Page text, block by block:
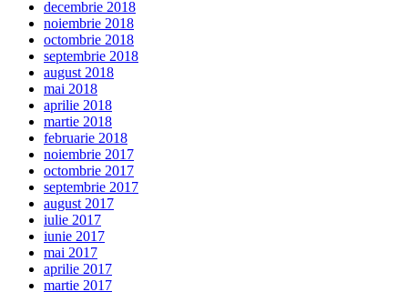
decembrie 2018
noiembrie 2018
octombrie 2018
septembrie 2018
august 2018
mai 2018
aprilie 2018
martie 2018
februarie 2018
noiembrie 2017
octombrie 2017
septembrie 2017
august 2017
iulie 2017
iunie 2017
mai 2017
aprilie 2017
martie 2017